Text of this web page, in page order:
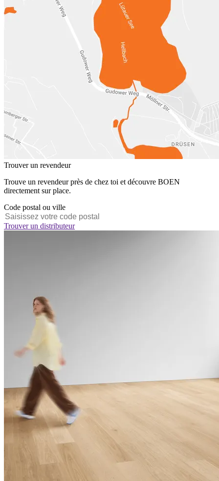
Trouver un revendeur
Trouve un revendeur près de chez toi et découvre BOEN
directement sur place.
Code postal ou ville
Trouver un distributeur